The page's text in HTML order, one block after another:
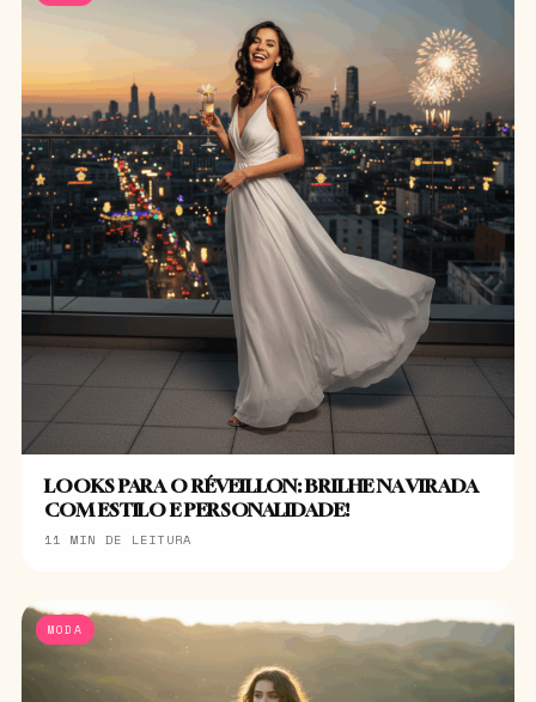
LOOKS PARA O RÉVEILLON: BRILHE NA VIRADA
COM ESTILO E PERSONALIDADE!
11 MIN DE LEITURA
MODA